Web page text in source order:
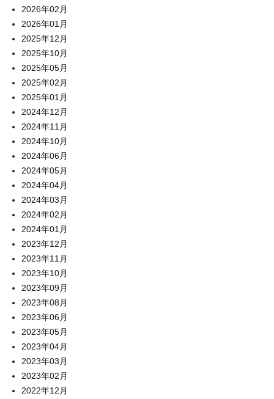
2026年02月
2026年01月
2025年12月
2025年10月
2025年05月
2025年02月
2025年01月
2024年12月
2024年11月
2024年10月
2024年06月
2024年05月
2024年04月
2024年03月
2024年02月
2024年01月
2023年12月
2023年11月
2023年10月
2023年09月
2023年08月
2023年06月
2023年05月
2023年04月
2023年03月
2023年02月
2022年12月